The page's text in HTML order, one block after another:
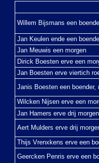
Willem Bijsmans een
Jan Keulen ende een
Jan Meuwis een morgen
Dirick Boesten erve een
Jan Boesten erve viertich
Janis Boesten een
Wilcken Nijsen erve een
Jan Hamers erve drij
Aert Mulders erve drij
Thijs Vrenxkens erve een
Geercken Penris erve een